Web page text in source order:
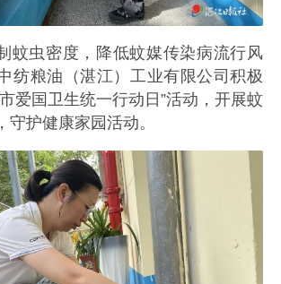
蚊虫密度，降低蚊媒传染病流行风
纺粮油（湛江）工业有限公司积极
爱国卫生统一行动日”活动，开展蚊
守护健康家园活动。